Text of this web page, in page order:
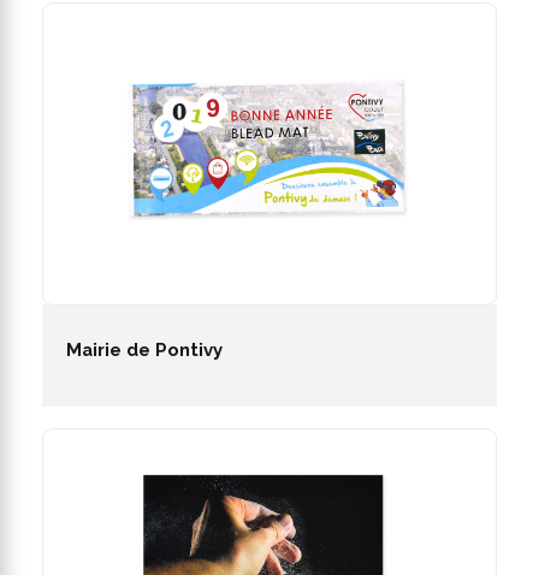
Mairie de Pontivy